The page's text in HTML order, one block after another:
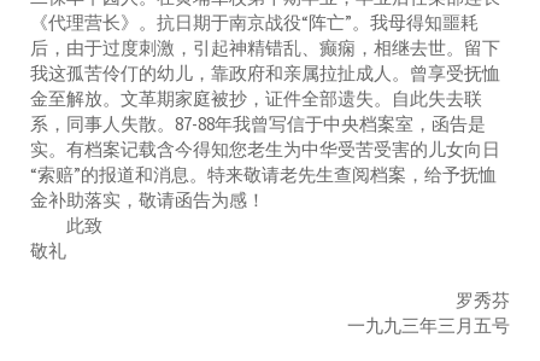
《代理营长》。抗日期于南京战役“阵亡”。我母得知噩耗
后，由于过度刺激，引起神精错乱、癫痫，相继去世。留下
我这孤苦伶仃的幼儿，靠政府和亲属拉扯成人。曾享受抚恤
金至解放。文革期家庭被抄，证件全部遗失。自此失去联
系，同事人失散。87-88年我曾写信于中央档案室，函告是
实。有档案记载含今得知您老生为中华受苦受害的儿女向日
“索赔”的报道和消息。特来敬请老先生查阅档案，给予抚恤
金补助落实，敬请函告为感！
此致
敬礼
罗秀芬
一九九三年三月五号